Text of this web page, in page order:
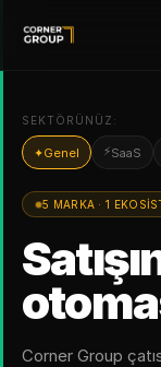
SEKTÖRÜNÜZ:
✦Genel ⚡SaaS
5 MARKA · 1
Corner Group